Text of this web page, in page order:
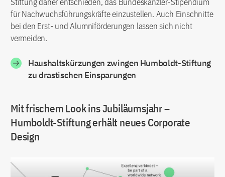
für Nachwuchsführungskräfte einzustellen. Auch Einschnitte
bei den Erst- und Alumniförderungen lassen sich nicht
vermeiden.
Haushaltskürzungen zwingen Humboldt-Stiftung
zu drastischen Einsparungen
Mit frischem Look ins Jubiläumsjahr –
Humboldt-Stiftung erhält neues Corporate
Design